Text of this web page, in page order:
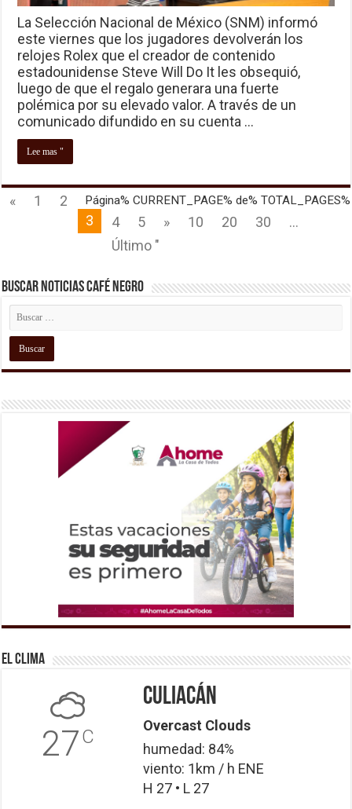
La Selección Nacional de México (SNM) informó
este viernes que los jugadores devolverán los
relojes Rolex que el creador de contenido
estadounidense Steve Will Do It les obsequió,
luego de que el regalo generara una fuerte
polémica por su elevado valor. A través de un
comunicado difundido en su cuenta …
Lee mas "
Página% CURRENT_PAGE% de% TOTAL_PAGES%
« 1
2
3
4 5 » 10 20 30
...
Último "
Buscar Noticias Café Negro
El Clima
27C
Culiacán
Overcast Clouds
humedad: 84%
viento: 1km / h ENE
H 27 • L 27